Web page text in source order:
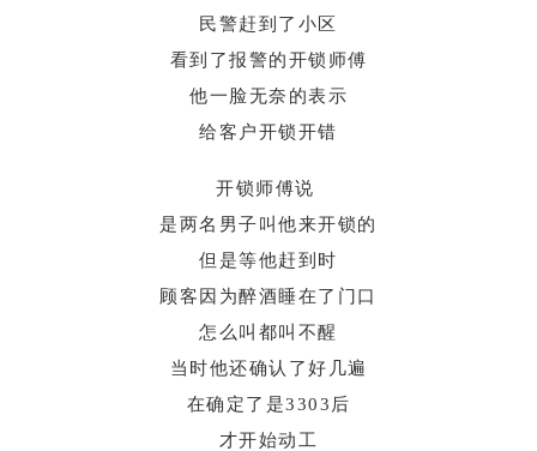
民警赶到了小区
看到了报警的开锁师傅
他一脸无奈的表示
给客户开锁开错
开锁师傅说
是两名男子叫他来开锁的
但是等他赶到时
顾客因为醉酒睡在了门口
怎么叫都叫不醒
当时他还确认了好几遍
在确定了是3303后
才开始动工